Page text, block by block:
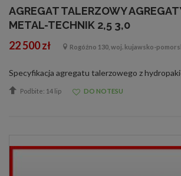
AGREGAT TALERZOWY
METAL-TECHNIK 2,5 3,0
22 500 zł Rogóźno 130, woj. kujawsko-
Podbite: 14 lip DO NOTESU